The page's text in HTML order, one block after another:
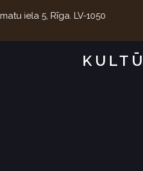
iela 5, Rīga. LV-1050